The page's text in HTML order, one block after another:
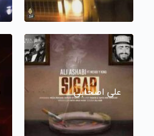
علی اصحابی